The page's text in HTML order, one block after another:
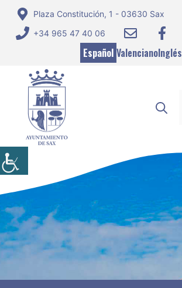
Saltar
contenido
Plaza Constitución, 1 - 03630 Sax
+34 965 47 40 06
Español ValencianoInglés